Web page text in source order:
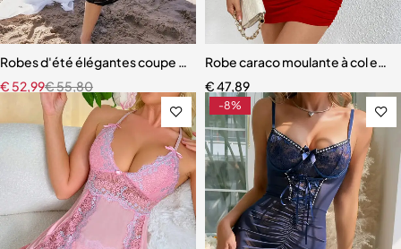
Robes d'été élégantes coupe slim rayures sans manches épaules
€55,80
€ 52,99
Robe caraco moulante à col en
€47,89
-8%